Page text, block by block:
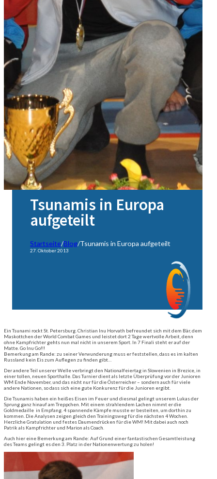
Tsunamis in Europa
aufgeteilt
Startseite/Blog/Tsunamis in Europa aufgeteilt
27. Oktober 2013
Ein Tsunami rockt St. Petersburg. Christian Inu Horvath befreundet sich mit dem Bär, dem
Maskottchen der World Combat Games und leistet dort 2 Tage wertvolle Arbeit, denn
ohne Kampfrichter gehts nun mal nicht in unserem Sport. In 7 Finali steht er auf der
Matte. Go Inu Go!!!
Bemerkung am Rande: zu seiner Verwunderung muss er feststellen, dass es im kalten
Russland kein Eis zum Auflegen zu finden gibt…
Der andere Teil unserer Welle verbringt den Nationalfeiertag in Slowenien in Brezice, in
einer tollen, neuen Sporthalle. Das Turnier dient als letzte Überprüfung vor der Junioren
WM Ende November, und das nicht nur für die Österreicher – sondern auch für viele
andere Nationen, so dass sich eine gute Konkurenz für die Junioren ergibt.
Die Tsunamis haben ein heißes Eisen im Feuer und diesmal gelingt unserem Lukas der
Sprung ganz hinauf am Treppchen. Mit einem strahlendem Lachen nimmt er die
Goldmedaille in Empfang. 4 spannende Kämpfe musste er besteiten, um dorthin zu
kommen. Die Analysen zeigen gleich den Trainingsweg für die nächsten 4 Wochen.
Herzliche Gratulation und festes Daumendrücken für die WM! Mit dabei auch noch
Patrik als Kampfrichter und Marion als Coach.
Auch hier eine Bemerkung am Rande: Auf Grund einer fantastischen Gesamtleistung
des Teams gelingt es den 3. Platz in der Nationenwertung zu holen!